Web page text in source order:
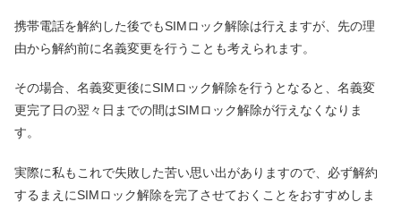
携帯電話を解約した後でもSIMロック解除は行えますが、先の理
由から解約前に名義変更を行うことも考えられます。
その場合、名義変更後にSIMロック解除を行うとなると、名義変
更完了日の翌々日までの間はSIMロック解除が行えなくなりま
す。
実際に私もこれで失敗した苦い思い出がありますので、必ず解約
するまえにSIMロック解除を完了させておくことをおすすめしま